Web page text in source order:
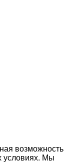
возможность
условиях. Мы